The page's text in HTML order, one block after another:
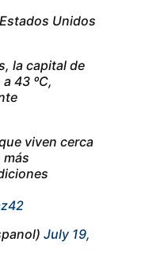
Unidos
la capital de
43 ºC,
viven cerca
más
July 19,